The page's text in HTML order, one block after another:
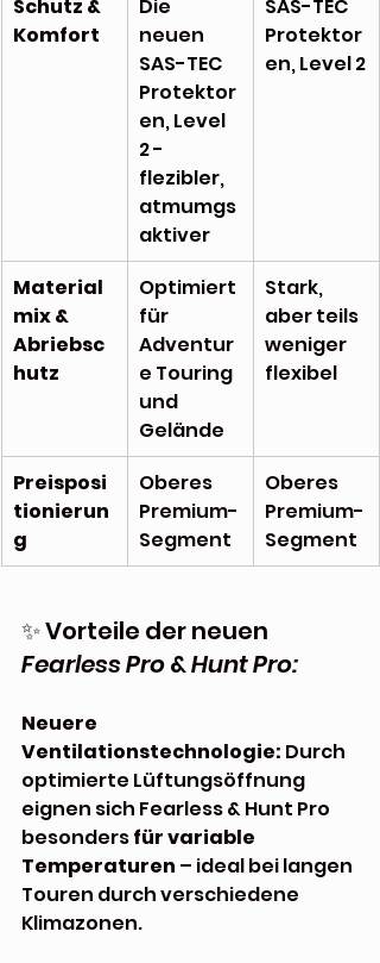
Schutz &
Komfort
Die
neuen
SAS-TEC
Protektor
en, Level
2 -
flezibler,
atmumgs
aktiver
SAS-TEC
Protektor
en, Level 2
Material
mix &
Abriebsc
hutz
Optimiert
für
Adventur
e Touring
und
Gelände
Stark,
aber teils
weniger
flexibel
Preisposi
tionierun
g
Oberes
Premium-
Segment
Oberes
Premium-
Segment
✨ Vorteile der neuen
Fearless Pro & Hunt Pro:
Neuere
Ventilationstechnologie: Durch
optimierte Lüftungsöffnung
eignen sich Fearless & Hunt Pro
besonders für variable
Temperaturen – ideal bei langen
Touren durch verschiedene
Klimazonen.